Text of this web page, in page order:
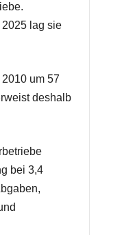
lag sie
um 57
deshalb
bei 3,4